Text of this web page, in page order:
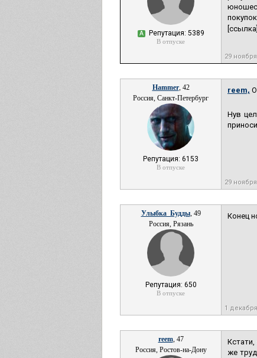
А Репутация: 5389
В отпуске
[ссылка]
29
Hammer, 42
Россия, Санкт-Петербург
Репутация: 6153
В отпуске
reem,
Нув
29
Улыбка_Будды, 49
Россия, Рязань
Репутация: 650
В отпуске
Конец
1
reem, 47
Россия, Ростов-на-Дону
же